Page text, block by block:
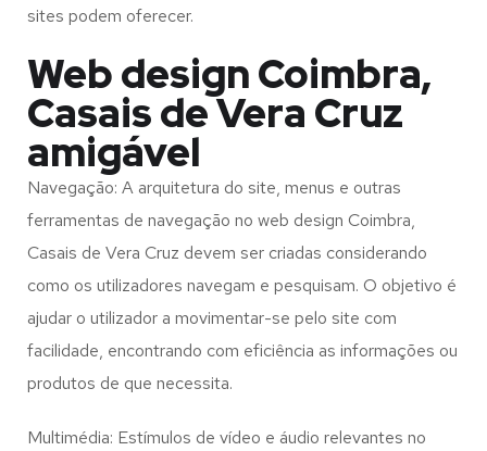
sites podem oferecer.
Web design Coimbra,
Casais de Vera Cruz
amigável
Navegação: A arquitetura do site, menus e outras
ferramentas de navegação no web design Coimbra,
Casais de Vera Cruz devem ser criadas considerando
como os utilizadores navegam e pesquisam. O objetivo é
ajudar o utilizador a movimentar-se pelo site com
facilidade, encontrando com eficiência as informações ou
produtos de que necessita.
Multimédia: Estímulos de vídeo e áudio relevantes no